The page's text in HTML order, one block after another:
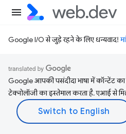
Google I/O से जुड़े रहने के लिए धन्यवाद!
Google आपकी पसंदीदा भाषा में कॉन्टेंट
टेक्नोलॉजी का इस्तेमाल करता है. एआई से